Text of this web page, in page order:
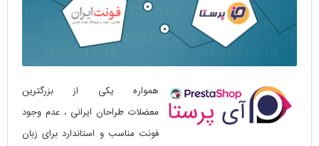
همواره یکی از بزرگترین
معضلات طراحان ایرانی ، عدم وجود
فونت مناسب و استاندارد برای زبان